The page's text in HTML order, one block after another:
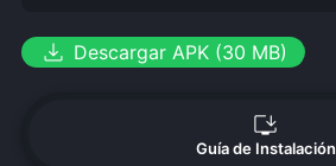
download Descargar APK (30 MB)
install_desktop
Guía de Instalación